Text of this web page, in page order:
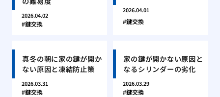
2026.04.02
鍵交換
2026.04.01
鍵交換
真冬の朝に家の鍵が開か
ない原因と凍結防止策
2026.03.31
鍵交換
家の鍵が開かない原因と
なるシリンダーの劣化
2026.03.29
鍵交換